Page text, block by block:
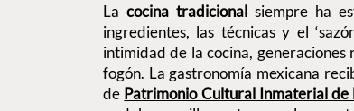
Lacocina tradicionalsiempre ha
ingredientes, las técnicas y el
intimidad de la cocina,
fogón. La gastronomía mexicana
de Patrimonio Cultural Inmaterial de